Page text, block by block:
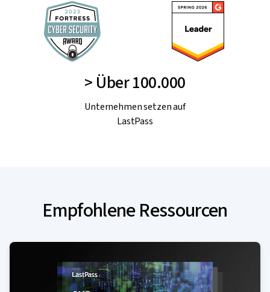
> Über 100.000
Unternehmen setzen auf
LastPass
Empfohlene Ressourcen